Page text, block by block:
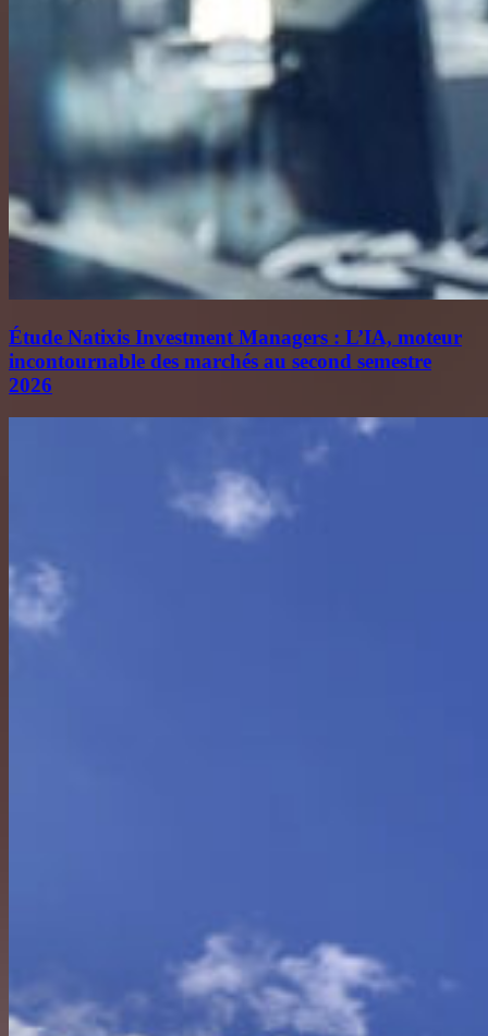
Étude Natixis Investment Managers : L’IA, moteur
incontournable des marchés au second semestre
2026